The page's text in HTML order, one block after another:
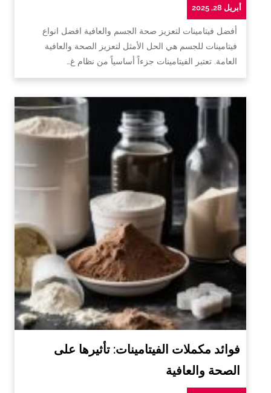
أبريل 28, 2025
أفضل فيتامينات لتعزيز صحة الجسم والعافية افضل انواع
فيتامينات للجسم هي الحل الأمثل لتعزيز الصحة والعافية
العامة. تعتبر الفيتامينات جزءاً أساسياً من نظام غ…
فوائد مكملات الفيتامينات: تأثيرها على
الصحة والعافية